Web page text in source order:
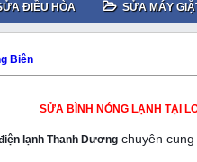
ĐIỀU HÒA SỬA MÁY
Biên
SỬA BÌNH NÓNG LẠNH TẠI
lạnh Thanh Dương chuyên